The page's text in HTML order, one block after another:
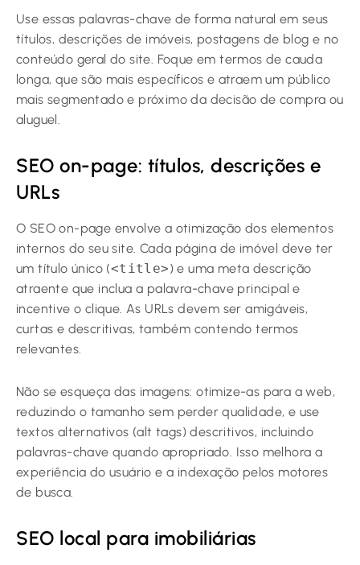
Use essas palavras-chave de forma natural em seus
títulos, descrições de imóveis, postagens de blog e no
conteúdo geral do site. Foque em termos de cauda
longa, que são mais específicos e atraem um público
mais segmentado e próximo da decisão de compra ou
aluguel.
SEO on-page: títulos, descrições e
URLs
O SEO on-page envolve a otimização dos elementos
internos do seu site. Cada página de imóvel deve ter
um título único (<title>) e uma meta descrição
atraente que inclua a palavra-chave principal e
incentive o clique. As URLs devem ser amigáveis,
curtas e descritivas, também contendo termos
relevantes.
Não se esqueça das imagens: otimize-as para a web,
reduzindo o tamanho sem perder qualidade, e use
textos alternativos (alt tags) descritivos, incluindo
palavras-chave quando apropriado. Isso melhora a
experiência do usuário e a indexação pelos motores
de busca.
SEO local para imobiliárias